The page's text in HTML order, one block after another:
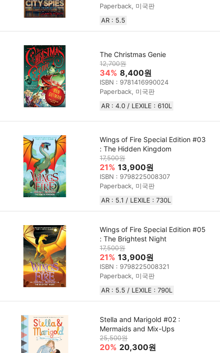
Paperback, 미국판
AR : 5.5
The Christmas Genie
12,700원
34% 8,400원
ISBN : 9781416990024
Paperback, 미국판
AR : 4.0 / LEXILE : 610L
Wings of Fire Special Edition #03
: The Hidden Kingdom
17,500원
21% 13,900원
ISBN : 9798225008307
Paperback, 미국판
AR : 5.1 / LEXILE : 730L
Wings of Fire Special Edition #05
: The Brightest Night
17,500원
21% 13,900원
ISBN : 9798225008321
Paperback, 미국판
AR : 5.5 / LEXILE : 790L
Stella and Marigold #02 :
Mermaids and Mix-Ups
25,500원
20% 20,300원